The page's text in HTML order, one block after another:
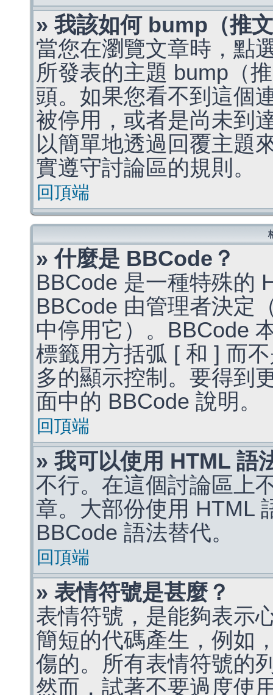
» 我該如何 bump（推
當您在瀏覽文章時，點
所發表的主題 bump（
頭。如果您看不到這個
被停用，或者是尚未到
以簡單地透過回覆主題
實遵守討論區的規則。
回頂端
» 什麼是 BBCode？
BBCode 是一種特殊的
BBCode 由管理者決定
中停用它）。BBCode
標籤用方括弧 [ 和 ] 而
多的顯示控制。要得到
面中的 BBCode 說明。
回頂端
» 我可以使用 HTML 語
不行。在這個討論區上
章。大部份使用 HTML
BBCode 語法替代。
回頂端
» 表情符號是甚麼？
表情符號，是能夠表示
簡短的代碼產生，例如
傷的。所有表情符號的
然而，試著不要過度使